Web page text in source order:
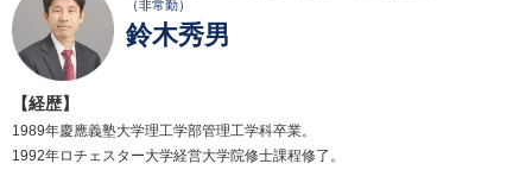
（非常勤）
鈴木秀男
【経歴】
1989年慶應義塾大学理工学部管理工学科卒業。
1992年ロチェスター大学経営大学院修士課程修了。